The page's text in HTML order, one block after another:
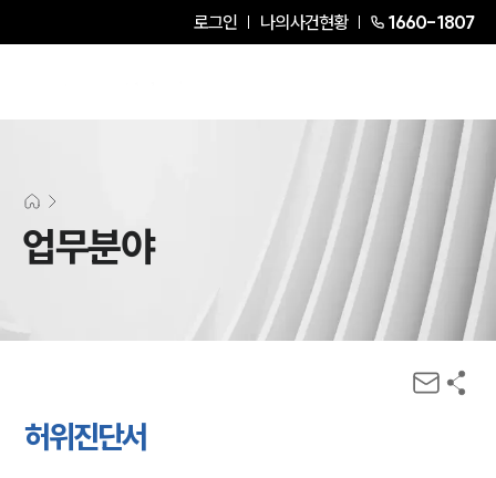
로그인 나의사건현황 1660-1807
업무분야
허위진단서